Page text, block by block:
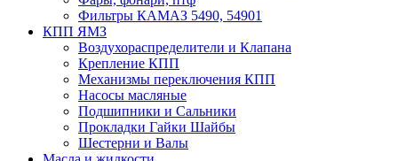
Фильтры КАМАЗ 5490, 54901
КПП ЯМЗ
Воздухораспределители и Клапана
Крепление КПП
Механизмы переключения КПП
Насосы масляные
Подшипники и Сальники
Прокладки Гайки Шайбы
Шестерни и Валы